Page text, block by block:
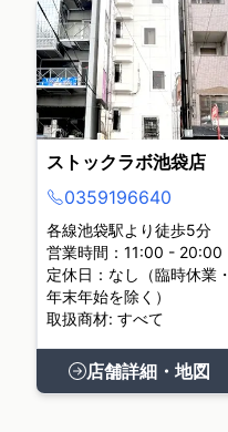
ストックラボ池袋店
0359196640
各線池袋駅より徒歩5分
営業時間：11:00 - 20:00
定休日：なし（臨時休業・
年末年始を除く）
取扱商材: すべて
店舗詳細・地図